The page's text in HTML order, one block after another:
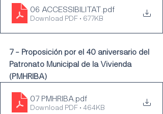
06 ACCESSIBILITAT .pdf
Download PDF • 677KB
7 - Proposición por el 40 aniversario del
Patronato Municipal de la Vivienda
(PMHRIBA)
07 PMHRIBA .pdf
Download PDF • 464KB